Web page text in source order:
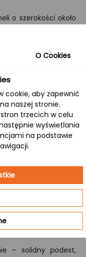
o szerokości około
temu drewno
strukturę,
na uszkodzenia
wygląd,
co nadaje
drewnianych. Jeśli
na zamówienie,
stopni i podstopni,
chcesz otrzymać
– solidny podest,
O Cookies
cookie, aby zapewnić
naszej stronie.
trzecich w celu
wyświetlania
na podstawie